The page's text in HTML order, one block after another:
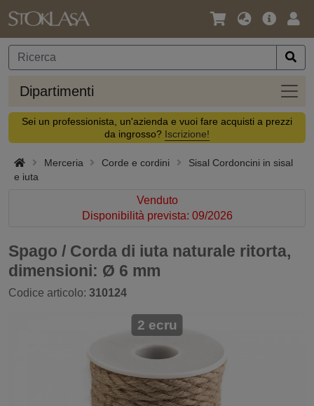
Lingua
Valuta
Offerta
Dipartimenti
Sei un professionista, un'azienda e vuoi fare acquisti a prezzi
da ingrosso? Iscrizione!
Merceria Corde e cordini
Sisal Cordoncini in sisal
e iuta
Venduto
Disponibilità prevista: 09/2026
Spago / Corda di iuta naturale ritorta,
dimensioni: Ø 6 mm
Codice articolo: 310124
2 ecru